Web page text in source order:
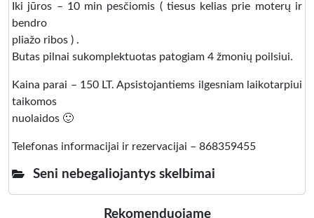
Iki jūros – 10 min pesčiomis ( tiesus kelias prie moterų ir
bendro
pliažo ribos ) .
Butas pilnai sukomplektuotas patogiam 4 žmonių poilsiui.
Kaina parai – 150 LT. Apsistojantiems ilgesniam laikotarpiui
taikomos
nuolaidos 🙂
Telefonas informacijai ir rezervacijai – 868359455
Seni nebegaliojantys skelbimai
Rekomenduojame